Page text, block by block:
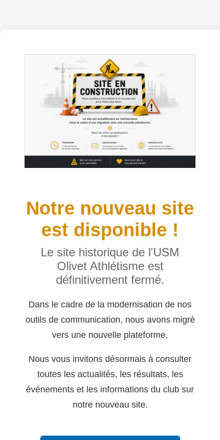
Notre nouveau site
est disponible !
Le site historique de l'USM
Olivet Athlétisme est
définitivement fermé.
Dans le cadre de la modernisation de nos
outils de communication, nous avons migré
vers une nouvelle plateforme.
Nous vous invitons désormais à consulter
toutes les actualités, les résultats, les
événements et les informations du club sur
notre nouveau site.